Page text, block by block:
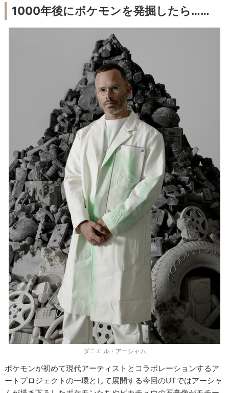
1000年後にポケモンを発掘したら……
ダニエ ル・アーシャム
ポケモンが初めて現代アーティストとコラボレーションするア
ートプロジェクトの一環として展開する今回のUTではアーシャ